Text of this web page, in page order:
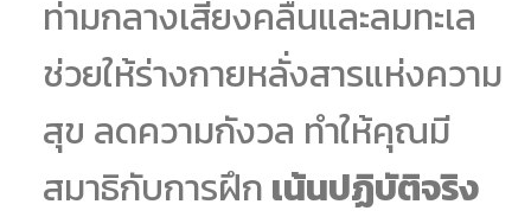
ท่ามกลางเสียงคลื่นและลมทะเล
ช่วยให้ร่างกายหลั่งสารแห่งความ
สุข ลดความกังวล ทำให้คุณมี
สมาธิกับการฝึก เน้นปฏิบัติจริง